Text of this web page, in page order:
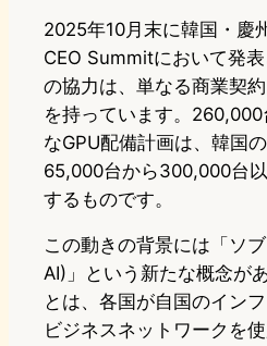
2025年10月末に韓国・慶
CEO Summitにおいて発
の協力は、単なる商業契
を持っています。
なGPU配備計画は、韓国
65,000台から300,000台
するものです。
この動きの背景には「ソ
AI)」という新たな概念が
とは、各国が自国のイン
ビジネスネットワークを